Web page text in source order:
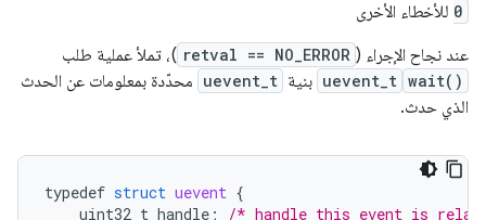
0 للأخطاء الأخرى
عند نجاح الإجراء ( retval == NO_ERROR )، تملأ عملية طلب
wait()
uevent_t بنية uevent_t محدّدة بمعلومات عن الحدث
الذي حدث.
typedef struct uevent {
uint32_t handle ; /* handle this event is